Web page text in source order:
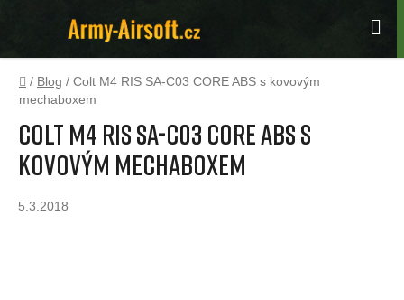
Domů
/ Blog / Colt M4 RIS SA-C03 CORE ABS s kovovým
mechaboxem
Colt M4 RIS SA-C03 CORE ABS s
kovovým mechaboxem
5.3.2018